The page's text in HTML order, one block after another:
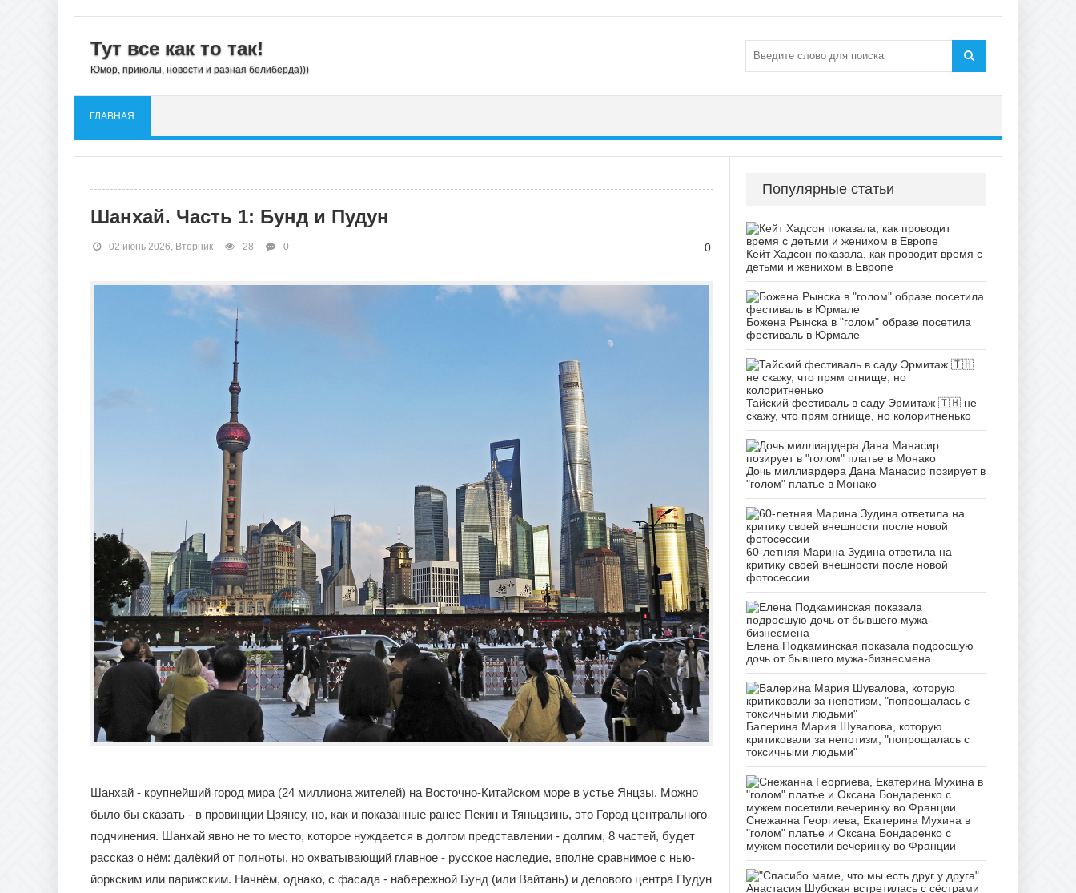
Тут все как то так!
Юмор, приколы, новости и разная белиберда)))
ГЛАВНАЯ
Шанхай. Часть 1: Бунд и Пудун
02 июнь 2026, Вторник 28 0 0
Шанхай - крупнейший город мира (24 миллиона жителей) на Восточно-Китайском море в устье Янцзы. Можно
было бы сказать - в провинции Цзянсу, но, как и показанные ранее Пекин и Тяньцзинь, это Город центрального
подчинения. Шанхай явно не то место, которое нуждается в долгом представлении - долгим, 8 частей, будет
рассказ о нём: далёкий от полноты, но охватывающий главное - русское наследие, вполне сравнимое с нью-
йоркским или парижским. Начнём, однако, с фасада - набережной Бунд (или Вайтань) и делового центра Пудун
Популярные статьи
Кейт Хадсон показала, как проводит время с
детьми и женихом в Европе
Божена Рынска в "голом" образе посетила
фестиваль в Юрмале
Тайский фестиваль в саду Эрмитаж 🇹🇭 не
скажу, что прям огнище, но колоритненько
Дочь миллиардера Дана Манасир позирует в
"голом" платье в Монако
60-летняя Марина Зудина ответила на
критику своей внешности после новой
фотосессии
Елена Подкаминская показала подросшую
дочь от бывшего мужа-бизнесмена
Балерина Мария Шувалова, которую
критиковали за непотизм, "попрощалась с
токсичными людьми"
Снежанна Георгиева, Екатерина Мухина в
"голом" платье и Оксана Бондаренко с
мужем посетили вечеринку во Франции